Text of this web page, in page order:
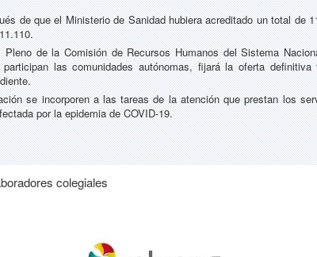
de que el Ministerio de Sanidad hubiera acreditado un total de
de la Comisión de Recursos Humanos del Sistema
las comunidades autónomas, fijará la oferta
se incorporen a las tareas de la atención que prestan los
por la epidemia de COVID-19.
colegiales